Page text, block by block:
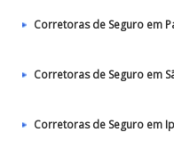
Corretoras de Seguro em
Corretoras de Seguro em
Corretoras de Seguro em